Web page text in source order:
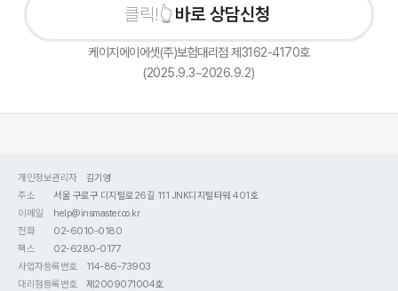
바로 상담신청하기
케이지에이에셋(주)보험대리점 제3162-4170호
(2025.9.3~2026.9.2)
개인정보관리자
김기영
주소
서울 구로구 디지털로26길 111 JNK디지털타워 401호
이메일
help@insmaster.co.kr
전화
02-6010-0180
팩스
02-6280-0177
사업자등록번호
114-86-73903
대리점등록번호
제2009071004호